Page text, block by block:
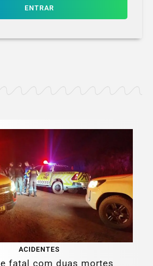
ENTRAR
ACIDENTES
fatal com duas mortes